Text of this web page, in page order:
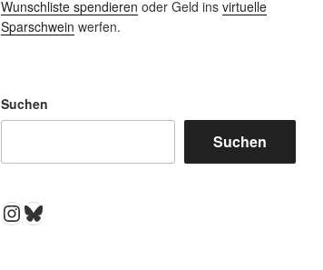
Wunschliste spendieren oder Geld ins virtuelle
Sparschwein werfen.
Suchen
Suchen
Instagram
Bluesky